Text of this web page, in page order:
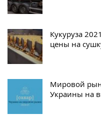
Кукуруза
цены на
Мировой
Украины на